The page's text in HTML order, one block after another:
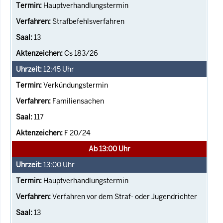
Hauptverhandlungstermin
Strafbefehlsverfahren
13
Cs 183/26
12:45 Uhr
Verkündungstermin
Familiensachen
117
F 20/24
Ab 13:00 Uhr
13:00 Uhr
Hauptverhandlungstermin
Verfahren vor dem Straf- oder Jugendrichter
13